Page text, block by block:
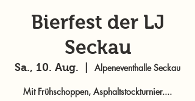
Bierfest der LJ
Seckau
Sa., 10. Aug. Alpeneventhalle Seckau
Mit Frühschoppen, Asphaltstockturnier....